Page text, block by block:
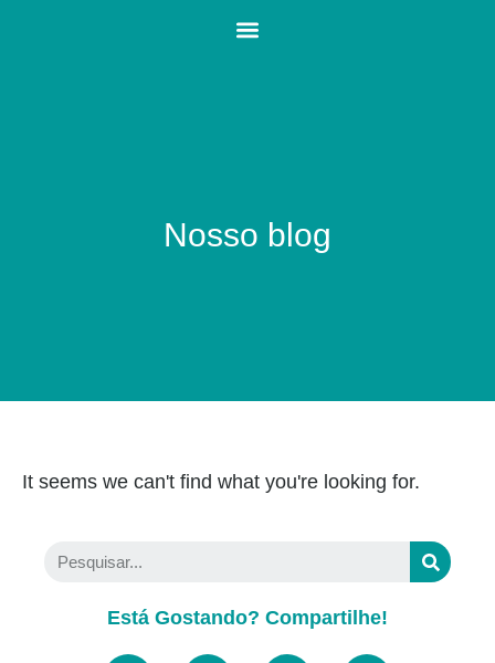
Nosso blog
It seems we can't find what you're looking for.
Está Gostando? Compartilhe!